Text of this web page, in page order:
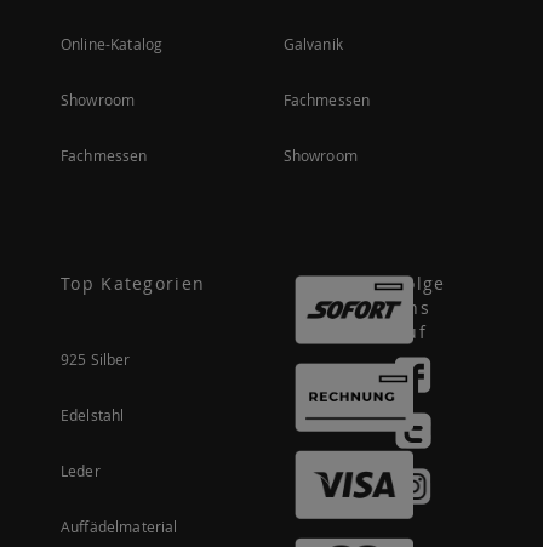
Online-Katalog
Showroom
Fachmessen
Galvanik
Fachmessen
Showroom
Top Kategorien
925 Silber
Edelstahl
Leder
Auffädelmaterial
Folge
uns
auf